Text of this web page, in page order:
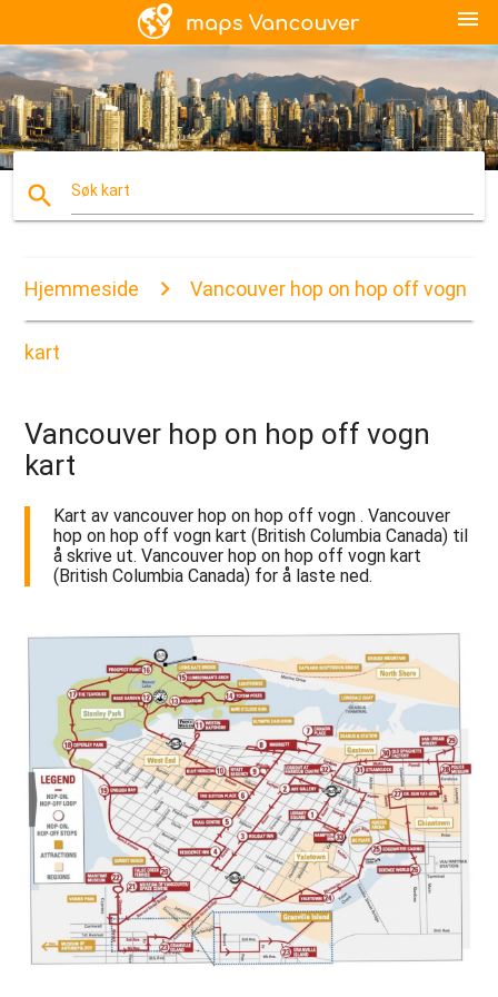
menu
search Søk kart
Hjemmeside Vancouver hop on hop off vogn
kart
Vancouver hop on hop off vogn
kart
Kart av vancouver hop on hop off vogn . Vancouver
hop on hop off vogn kart (British Columbia Canada) til
å skrive ut. Vancouver hop on hop off vogn kart
(British Columbia Canada) for å laste ned.